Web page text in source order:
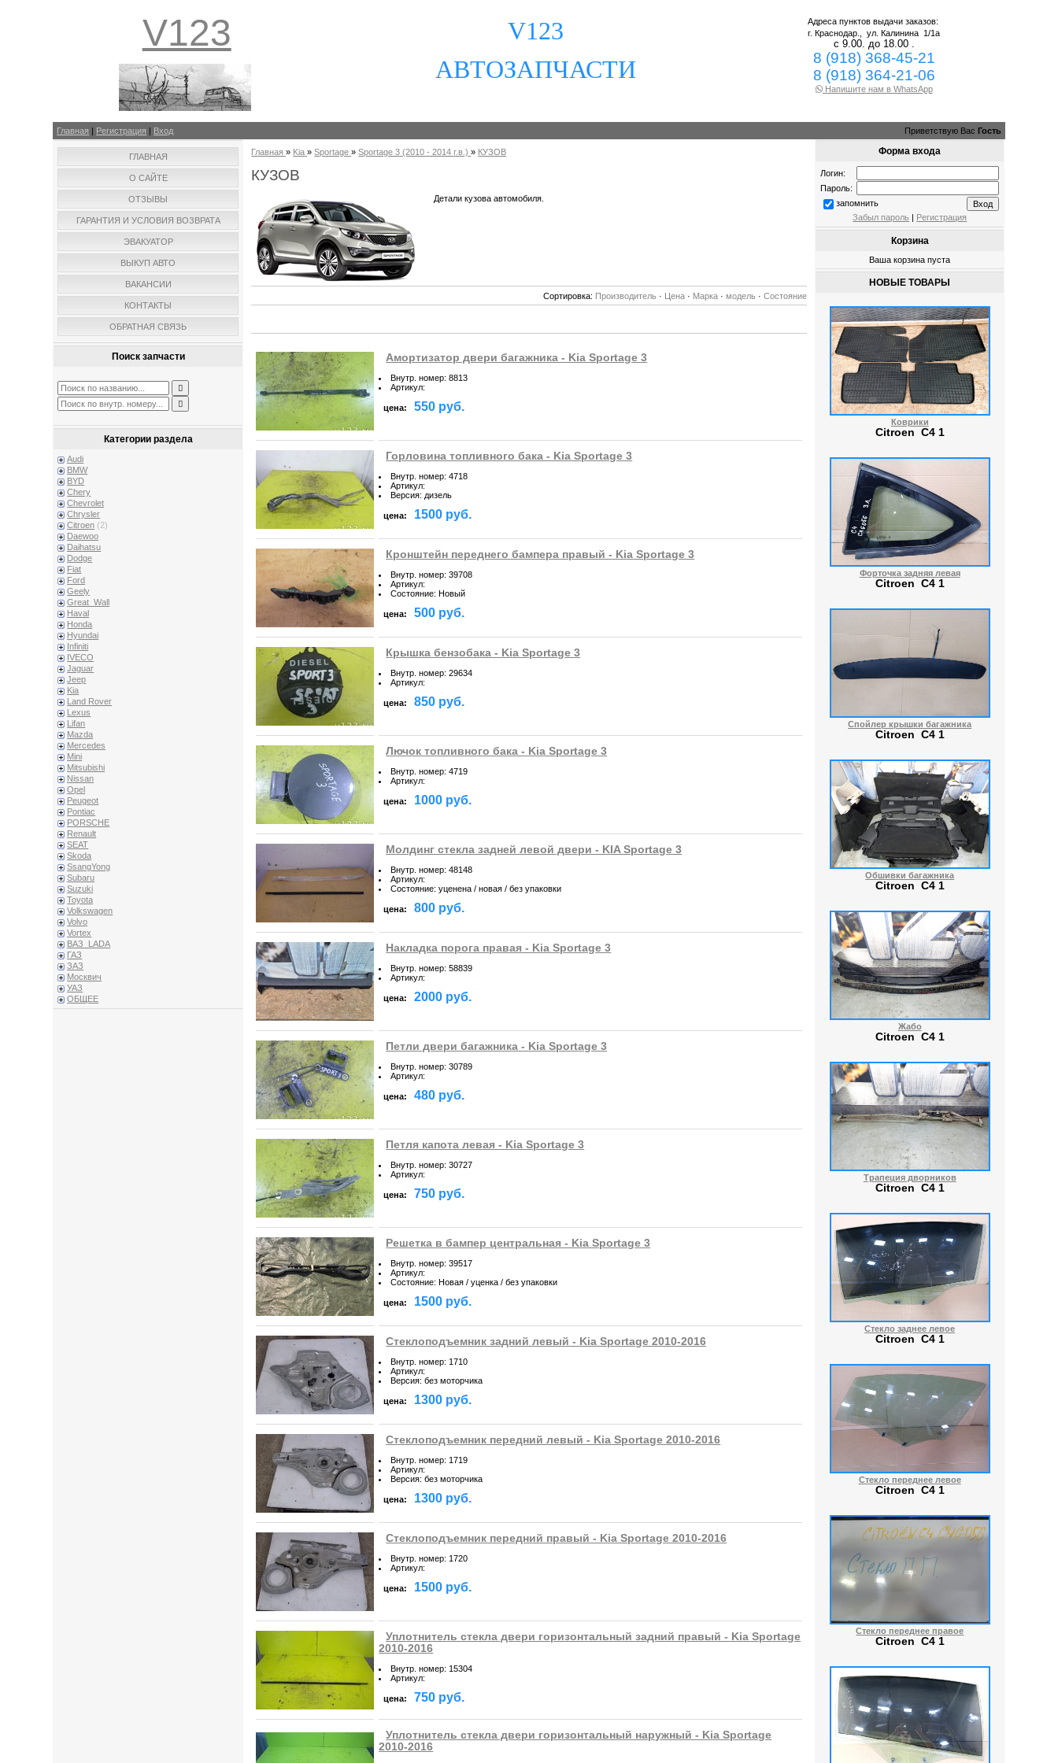
V123
V123
АВТОЗАПЧАСТИ
Адреса пунктов выдачи заказов:
г. Краснодар.,ул. Калинина 1/1а
с 9.00. до 18.00 .
8 (918) 368-45-21
8 (918) 364-21-06
Напишите нам в WhatsApp
Главная | Регистрация | Вход Приветствую Вас Гость
ГЛАВНАЯ
О САЙТЕ
ОТЗЫВЫ
ГАРАНТИЯ И УСЛОВИЯ ВОЗВРАТА
ЭВАКУАТОР
ВЫКУП АВТО
ВАКАНСИИ
КОНТАКТЫ
ОБРАТНАЯ СВЯЗЬ
Поиск запчасти
Категории раздела
Audi
BMW
BYD
Chery
Chevrolet
Chrysler
Citroen (2)
Daewoo
Daihatsu
Dodge
Fiat
Ford
Geely
Great_Wall
Haval
Honda
Hyundai
Infiniti
IVECO
Jaguar
Jeep
Kia
Land Rover
Lexus
Lifan
Mazda
Mercedes
Mini
Mitsubishi
Nissan
Opel
Peugeot
Pontiac
PORSCHE
Renault
SEAT
Skoda
SsangYong
Subaru
Suzuki
Toyota
Volkswagen
Volvo
Vortex
ВАЗ_LADA
ГАЗ
ЗАЗ
Москвич
УАЗ
ОБЩЕЕ
Главная » Kia »Sportage »Sportage 3 (2010 - 2014 г.в.) » КУЗОВ
КУЗОВ
Детали кузова автомобиля.
Сортировка: Производитель · Цена · Марка ·модель ·Состояние
Амортизатор двери багажника - Kia Sportage 3
Внутр. номер: 8813
Артикул:
цена: 550 руб.
Горловина топливного бака - Kia Sportage 3
Внутр. номер: 4718
Артикул:
Версия: дизель
цена: 1500 руб.
Кронштейн переднего бампера правый - Kia Sportage 3
Внутр. номер: 39708
Артикул:
Состояние: Новый
цена: 500 руб.
Крышка бензобака - Kia Sportage 3
Внутр. номер: 29634
Артикул:
цена: 850 руб.
Лючок топливного бака - Kia Sportage 3
Внутр. номер: 4719
Артикул:
цена: 1000 руб.
Молдинг стекла задней левой двери - KIA Sportage 3
Внутр. номер: 48148
Артикул:
Состояние: уценена / новая / без упаковки
цена: 800 руб.
Накладка порога правая - Kia Sportage 3
Внутр. номер: 58839
Артикул:
цена: 2000 руб.
Петли двери багажника - Kia Sportage 3
Внутр. номер: 30789
Артикул:
цена: 480 руб.
Петля капота левая - Kia Sportage 3
Внутр. номер: 30727
Артикул:
цена: 750 руб.
Решетка в бампер центральная - Kia Sportage 3
Внутр. номер: 39517
Артикул:
Состояние: Новая / уценка / без упаковки
цена: 1500 руб.
Стеклоподъемник задний левый - Kia Sportage 2010-2016
Внутр. номер: 1710
Артикул:
Версия: без моторчика
цена: 1300 руб.
Стеклоподъемник передний левый - Kia Sportage 2010-2016
Внутр. номер: 1719
Артикул:
Версия: без моторчика
цена: 1300 руб.
Стеклоподъемник передний правый - Kia Sportage 2010-2016
Внутр. номер: 1720
Артикул:
цена: 1500 руб.
Уплотнитель стекла двери горизонтальный задний правый - Kia Sportage
2010-2016
Внутр. номер: 15304
Артикул:
цена: 750 руб.
Уплотнитель стекла двери горизонтальный наружный - Kia Sportage
2010-2016
Форма входа
Логин:
Пароль:
запомнить
Забыл пароль | Регистрация
Корзина
Ваша корзина пуста
НОВЫЕ ТОВАРЫ
Коврики
Citroen C4 1
Форточка задняя левая
Citroen C4 1
Спойлер крышки багажника
Citroen C4 1
Обшивки багажника
Citroen C4 1
Жабо
Citroen C4 1
Трапеция дворников
Citroen C4 1
Стекло заднее левое
Citroen C4 1
Стекло переднее левое
Citroen C4 1
Стекло переднее правое
Citroen C4 1